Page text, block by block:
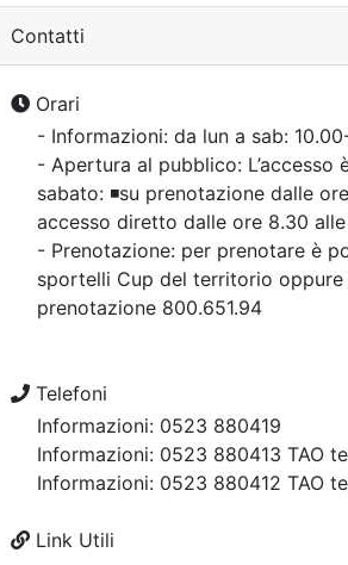
Contatti
Orari
- Informazioni: da lun a sab:
- Apertura al pubblico: L’accesso
sabato: ◾su prenotazione dalle
accesso diretto dalle ore 8.30 alle
- Prenotazione: per prenotare è
sportelli Cup del territorio
prenotazione 800.651.94
Telefoni
Informazioni: 0523 880419
Informazioni: 0523 880413 TAO
Informazioni: 0523 880412 TAO
Link Utili